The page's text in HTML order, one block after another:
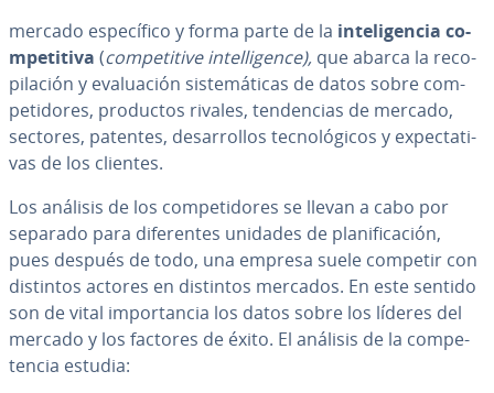
mercado es­pe­cí­fi­co y forma parte de la in­te­li­ge­n­cia co­
m­pe­ti­ti­va (co­m­pe­ti­ti­ve in­te­lli­ge­n­ce), que abarca la re­co­
pi­la­ción y eva­lua­ción si­s­te­má­ti­cas de datos sobre co­m­
pe­ti­do­res, productos rivales, te­n­de­n­cias de mercado,
sectores, patentes, de­sa­rro­llos te­c­no­ló­gi­cos y ex­pe­c­ta­ti­
vas de los clientes.
Los análisis de los co­m­pe­ti­do­res se llevan a cabo por
separado para di­fe­re­n­tes unidades de pla­ni­fi­ca­ción,
pues después de todo, una empresa suele competir con
distintos actores en distintos mercados. En este sentido
son de vital im­po­r­ta­n­cia los datos sobre los líderes del
mercado y los factores de éxito. El análisis de la co­m­pe­
te­n­cia estudia: